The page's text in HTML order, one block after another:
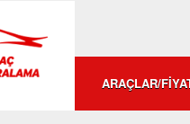
ARAÇLAR/